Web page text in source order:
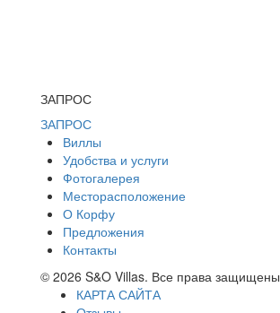
ЗАПРОС
ЗАПРОС
Виллы
Удобства и услуги
Фотогалерея
Месторасположение
О Корфу
Предложения
Контакты
© 2026 S&O Villas. Все права защищены
КАРТА САЙТА